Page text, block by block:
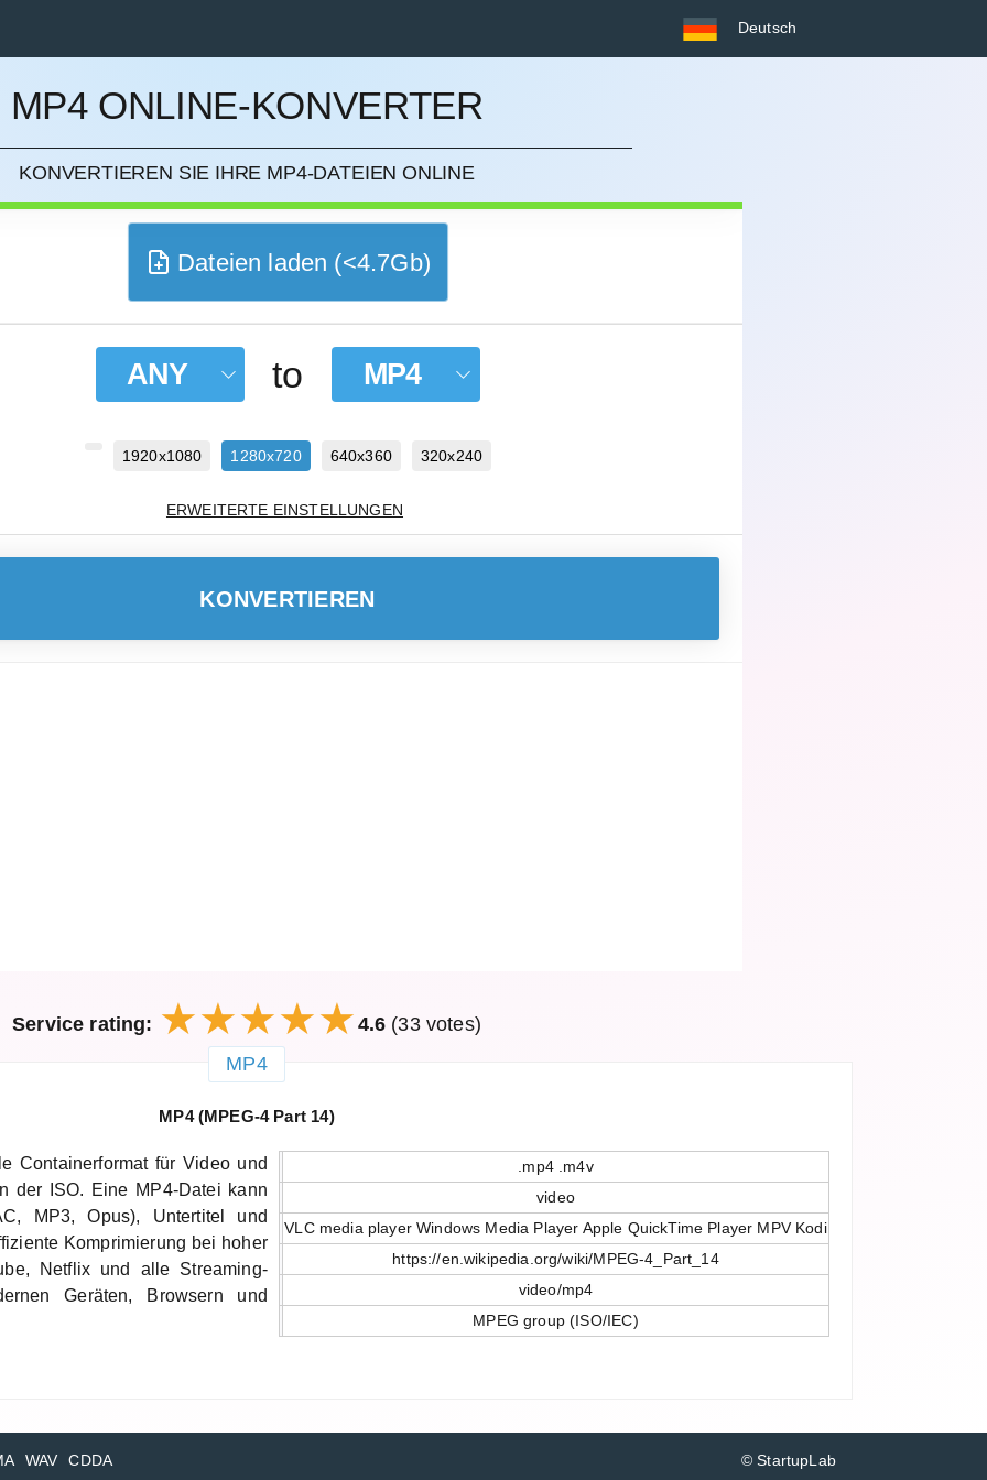
Deutsch
MP4 ONLINE-KONVERTER
KONVERTIEREN SIE IHRE MP4-DATEIEN ONLINE
Dateien laden (<4.7Gb)
ANY to MP4
1920x1080 1280x720 640x360 320x240
ERWEITERTE EINSTELLUNGEN
KONVERTIEREN
Service rating: 4.6 (33 votes)
MP4
MP4 (MPEG-4 Part 14)
.mp4 .m4v
video
VLC media player Windows Media Player Apple QuickTime Player MPV Kodi
https://en.wikipedia.org/wiki/MPEG-4_Part_14
video/mp4
MPEG group (ISO/IEC)
Containerformat für Video und
der ISO. Eine MP4-Datei kann
MP3, Opus), Untertitel und
Komprimierung bei hoher
Netflix und alle Streaming-
Geräten, Browsern und
WAV CDDA © StartupLab